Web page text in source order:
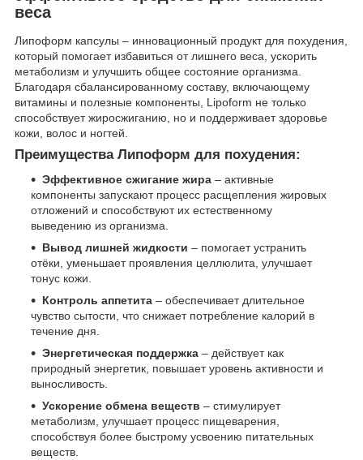
веса
Липоформ капсулы – инновационный продукт для похудения,
который помогает избавиться от лишнего веса, ускорить
метаболизм и улучшить общее состояние организма.
Благодаря сбалансированному составу, включающему
витамины и полезные компоненты, Lipoform не только
способствует жиросжиганию, но и поддерживает здоровье
кожи, волос и ногтей.
Преимущества Липоформ для похудения:
Эффективное сжигание жира – активные
компоненты запускают процесс расщепления жировых
отложений и способствуют их естественному
выведению из организма.
Вывод лишней жидкости – помогает устранить
отёки, уменьшает проявления целлюлита, улучшает
тонус кожи.
Контроль аппетита – обеспечивает длительное
чувство сытости, что снижает потребление калорий в
течение дня.
Энергетическая поддержка – действует как
природный энергетик, повышает уровень активности и
выносливость.
Ускорение обмена веществ – стимулирует
метаболизм, улучшает процесс пищеварения,
способствуя более быстрому усвоению питательных
веществ.